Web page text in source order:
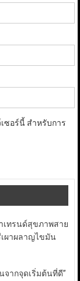
ซอร์นี้ สำหรับการ
เทรนด์สุขภาพสาย
เผาผลาญไขมัน
จากจุดเริ่มต้นที่ดี”